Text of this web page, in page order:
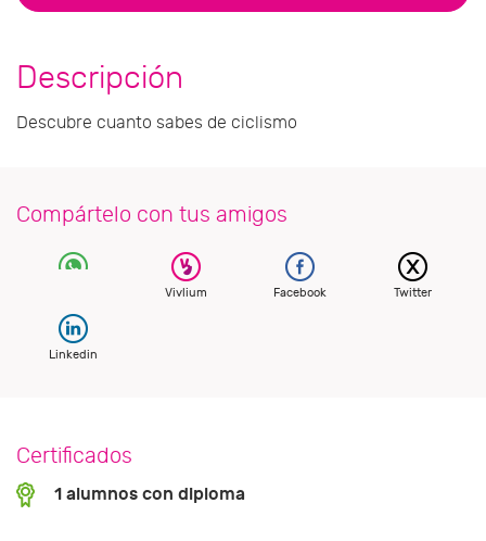
Descripción
Descubre cuanto sabes de ciclismo
Compártelo con tus amigos
Vivlium Facebook Twitter
Linkedin
Certificados
1 alumnos con diploma